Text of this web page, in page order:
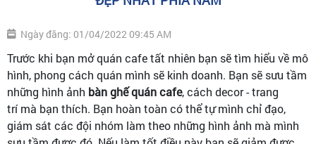
Ngày đăng: 01/04/2022 09:45 AM
Trước khi bạn mở quán cafe tất nhiên bạn sẽ tìm hiểu về mô
hình, phong cách quán mình sẽ kinh doanh. Bạn sẽ sưu tầm
những hình ảnh bàn ghế quán cafe, cách decor - trang
trí mà bạn thích. Bạn hoàn toàn có thể tự mình chỉ đạo,
giám sát các đội nhóm làm theo những hình ảnh mà mình